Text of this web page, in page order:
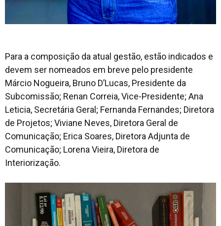
Para a composição da atual gestão, estão indicados e
devem ser nomeados em breve pelo presidente
Márcio Nogueira, Bruno D’Lucas, Presidente da
Subcomissão; Renan Correia, Vice-Presidente; Ana
Leticia, Secretária Geral; Fernanda Fernandes; Diretora
de Projetos; Viviane Neves, Diretora Geral de
Comunicação; Erica Soares, Diretora Adjunta de
Comunicação; Lorena Vieira, Diretora de
Interiorização.